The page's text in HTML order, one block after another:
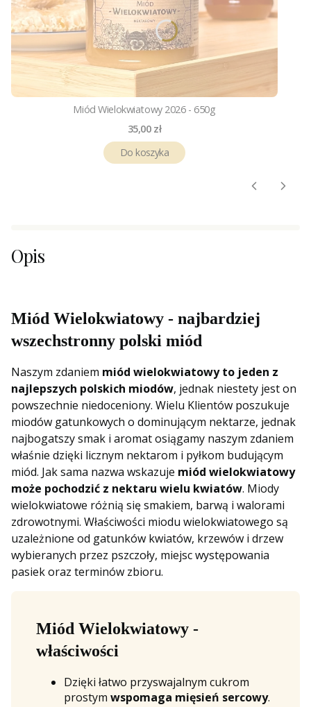
Miód Wielokwiatowy 2026 - 650g
Cena
35,00 zł
Do koszyka
Opis
Miód Wielokwiatowy - najbardziej
wszechstronny polski miód
Naszym zdaniem miód wielokwiatowy to jeden z
najlepszych polskich miodów, jednak niestety jest on
powszechnie niedoceniony. Wielu Klientów poszukuje
miodów gatunkowych o dominującym nektarze, jednak
najbogatszy smak i aromat osiągamy naszym zdaniem
właśnie dzięki licznym nektarom i pyłkom budującym
miód. Jak sama nazwa wskazuje miód wielokwiatowy
może pochodzić z nektaru wielu kwiatów. Miody
wielokwiatowe różnią się smakiem, barwą i walorami
zdrowotnymi. Właściwości miodu wielokwiatowego są
uzależnione od gatunków kwiatów, krzewów i drzew
wybieranych przez pszczoły, miejsc występowania
pasiek oraz terminów zbioru.
Miód Wielokwiatowy -
właściwości
Dzięki łatwo przyswajalnym cukrom
prostym wspomaga mięsień sercowy.